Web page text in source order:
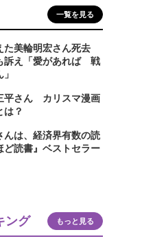
一覧を見る
た美輪明宏さん死去
訴え「愛があれば 戦
平さん カリスマ漫画
は？
んは、経済界有数の読
読書』ベストセラー
ング もっと見る